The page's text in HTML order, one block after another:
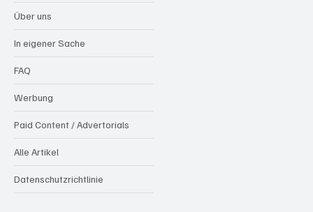
Über uns
In eigener Sache
FAQ
Werbung
Paid Content / Advertorials
Alle Artikel
Datenschutzrichtlinie